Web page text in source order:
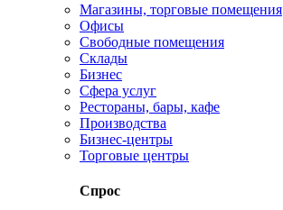
Магазины, торговые помещения
Офисы
Свободные помещения
Склады
Бизнес
Сфера услуг
Рестораны, бары, кафе
Производства
Бизнес-центры
Торговые центры
Спрос